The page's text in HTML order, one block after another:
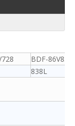
BDF-86V838
838L